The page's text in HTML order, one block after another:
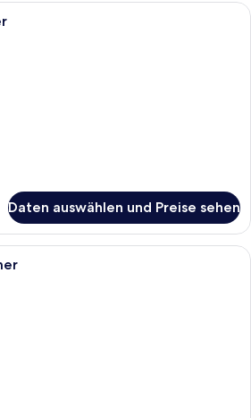
Ein Hotelzimmer mit einem Bett,
Daten auswählen und Preise sehen
Ein Hotelzimmer mit einem großen